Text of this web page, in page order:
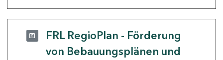
FRL RegioPlan - Förderung
von Bebauungsplänen und